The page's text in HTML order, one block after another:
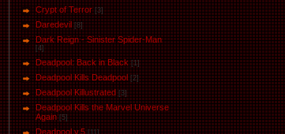
Crypt of Terror [3]
Daredevil [8]
Dark Reign - Sinister Spider-Man
[4]
Deadpool: Back in Black [1]
Deadpool Kills Deadpool [2]
Deadpool Killustrated [3]
Deadpool Kills the Marvel Universe
Again [5]
Deadpool v.5 [11]